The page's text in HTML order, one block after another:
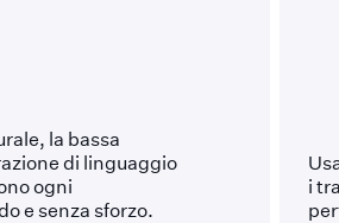
la bassa
di linguaggio
ogni
e senza sforzo.
i